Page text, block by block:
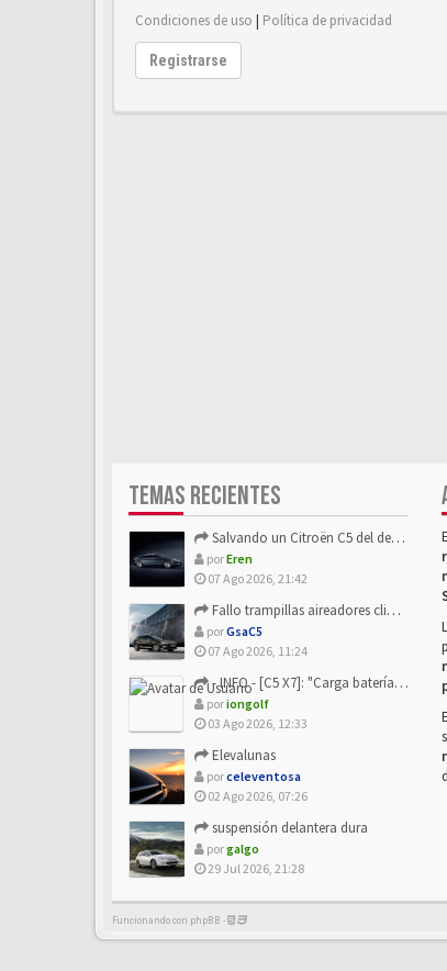
Condiciones de uso | Política de privacidad
Registrarse
TEMAS RECIENTES
Salvando un Citroën C5 del desguace: Presentación y seguimiento
porEren
07 Ago 2026, 21:42
Fallo trampillas aireadores climatizador
porGsaC5
07 Ago 2026, 11:24
- INFO - [C5 X7]: "Carga batería o alimentación eléctri...
poriongolf
03 Ago 2026, 12:33
Elevalunas
porceleventosa
02 Ago 2026, 07:26
suspensión delantera dura
porgalgo
29 Jul 2026, 21:28
Funcionando con phpBB -